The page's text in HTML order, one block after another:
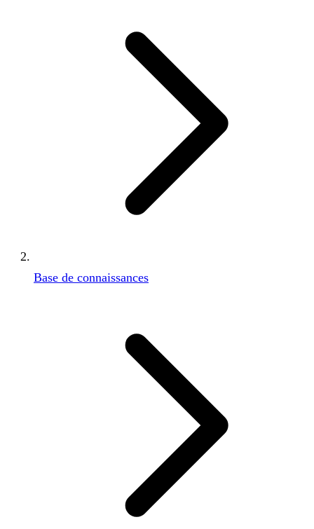
Base de connaissances